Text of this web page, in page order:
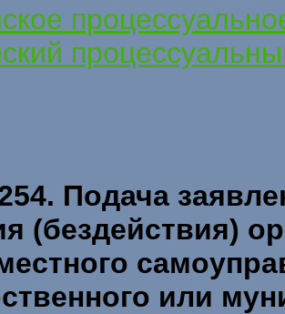
Подача
(бездействия)
или